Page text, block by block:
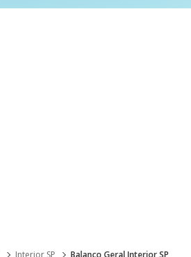
Interior SP Balanço Geral Interior SP